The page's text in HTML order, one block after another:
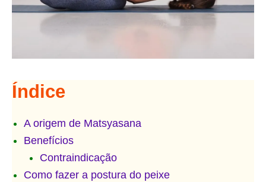
Índice
A origem de Matsyasana
Benefícios
Contraindicação
Como fazer a postura do peixe